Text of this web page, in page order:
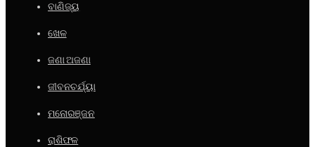
ବାଣିଜ୍ୟ
ଖେଳ
ଜଣା ଅଜଣା
ଜୀବନଚର୍ଯ୍ୟା
ମନୋରଞ୍ଜନ
ରାଶିଫଳ